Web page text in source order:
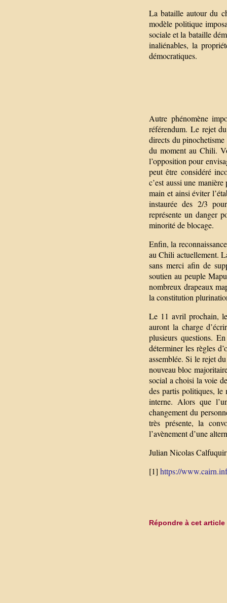
La bataille autour du
modèle politique
sociale et la bataille
inaliénables, la
démocratiques.
Autre phénomène
référendum. Le rejet
directs du
du moment au Chili.
l’opposition pour
peut être considéré
c’est aussi une
main et ainsi éviter
instaurée des 2/3
représente un danger
minorité de blocage.
Enfin, la
au Chili actuellement.
sans merci afin de
soutien au peuple
nombreux drapeaux
la constitution
Le 11 avril prochain,
auront la charge
plusieurs questions.
déterminer les règles
assemblée. Si le rejet
nouveau bloc
social a choisi la voie
des partis politiques, le
interne. Alors que
changement du
très présente, la
l’avènement d’une
Julian Nicolas Calfuquir
[1] https://
Répondre à cet article